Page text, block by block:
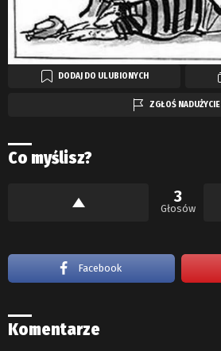
DODAJ DO ULUBIONYCH
ZGŁOŚ NADUŻYCIE
Co myślisz?
3
Głosów
Facebook
Komentarze